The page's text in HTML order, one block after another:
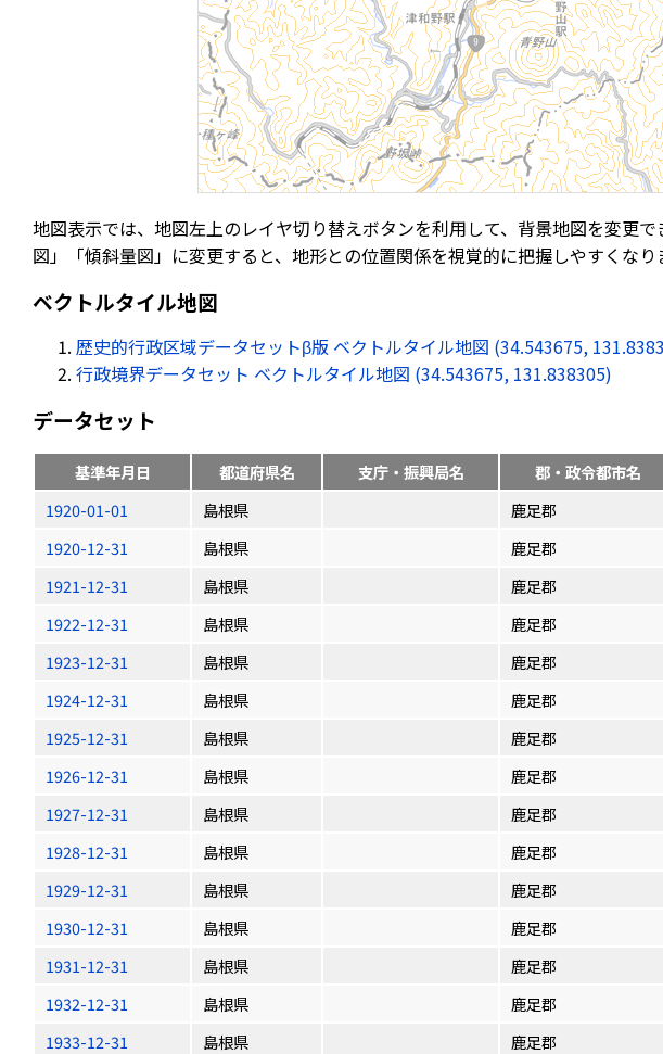
地図表示では、地図左上のレイヤ切り替えボタンを利用して、背景地図を変更
図」「傾斜量図」に変更すると、地形との位置関係を視覚的に把握しやすくなり
ベクトルタイル地図
歴史的行政区域データセットβ版 ベクトルタイル地図 (34.543675,
行政境界データセット ベクトルタイル地図 (34.543675, 131.838305)
データセット
基準年月日 都道府県名 支庁・振興局名 郡・政令都市名
1920-01-01
島根県 鹿足郡
1920-12-31
島根県 鹿足郡
1921-12-31
島根県 鹿足郡
1922-12-31
島根県 鹿足郡
1923-12-31
島根県 鹿足郡
1924-12-31
島根県 鹿足郡
1925-12-31
島根県 鹿足郡
1926-12-31
島根県 鹿足郡
1927-12-31
島根県 鹿足郡
1928-12-31
島根県 鹿足郡
1929-12-31
島根県 鹿足郡
1930-12-31
島根県 鹿足郡
1931-12-31
島根県 鹿足郡
1932-12-31
島根県 鹿足郡
1933-12-31
島根県 鹿足郡